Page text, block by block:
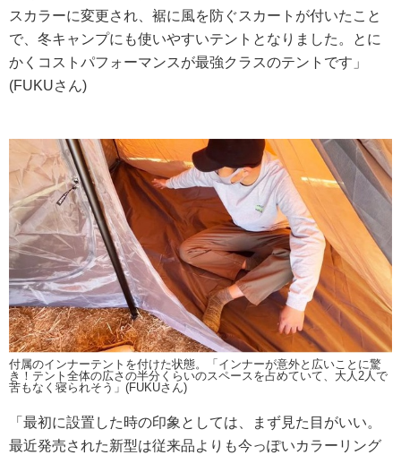
スカラーに変更され、裾に風を防ぐスカートが付いたこと
で、冬キャンプにも使いやすいテントとなりました。とに
かくコストパフォーマンスが最強クラスのテントです」
(FUKUさん)
付属のインナーテントを付けた状態。「インナーが意外と広いことに驚
き！テント全体の広さの半分くらいのスペースを占めていて、大人2人で
苦もなく寝られそう」(FUKUさん)
「最初に設置した時の印象としては、まず見た目がいい。
最近発売された新型は従来品よりも今っぽいカラーリング